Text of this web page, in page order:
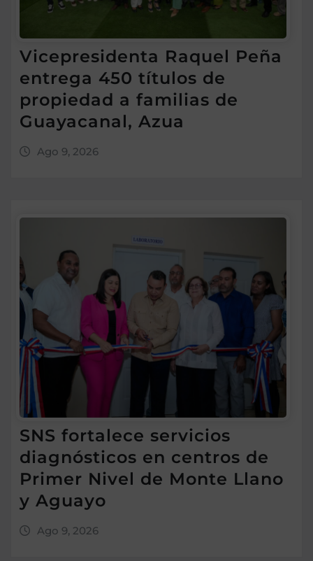
Vicepresidenta Raquel Peña
entrega 450 títulos de
propiedad a familias de
Guayacanal, Azua
Ago 9, 2026
SNS fortalece servicios
diagnósticos en centros de
Primer Nivel de Monte Llano
y Aguayo
Ago 9, 2026